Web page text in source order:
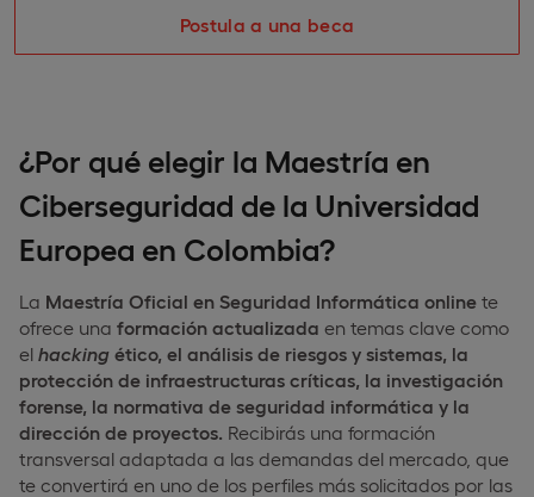
Postula a una beca
¿Por qué elegir la Maestría en
Ciberseguridad de la Universidad
Europea en Colombia?
La Maestría Oficial en Seguridad Informática online te
ofrece una formación actualizada en temas clave como
el hacking ético, el análisis de riesgos y sistemas, la
protección de infraestructuras críticas, la investigación
forense, la normativa de seguridad informática y la
dirección de proyectos. Recibirás una formación
transversal adaptada a las demandas del mercado, que
te convertirá en uno de los perfiles más solicitados por las